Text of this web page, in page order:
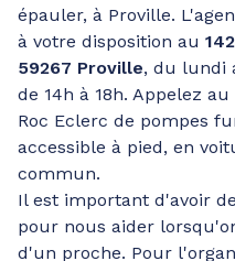
épauler, à Proville.
à votre disposition au
59267 Proville, du lundi
de 14h à 18h. Appelez au
Roc Eclerc de pompes
accessible à pied, en
commun.
Il est important d'avoir
pour nous aider
d'un proche. Pour